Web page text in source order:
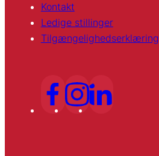
Kontakt
Ledige stillinger
Tilgængelighedserklæring